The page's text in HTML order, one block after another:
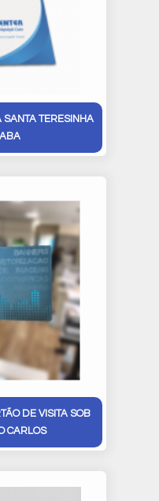
SANTA TERESINHA
DE VISITA SOB
CARLOS